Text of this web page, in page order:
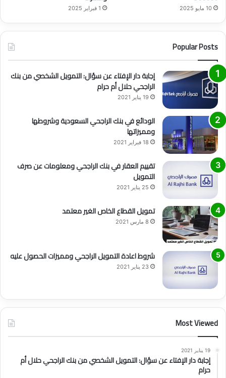
10 مايو 2025 1 فبراير 2025
Popular Posts
إجابة دار الإفتاء عن سؤال: التمويل الشخصي من بنك
الراجحي حلال أم حرام
19 يناير 2021
الودائع في بنك الراجحي السعودية وشروطها
ومميزاتها
18 فبراير 2021
تقييم العقار في بنك الراجحي ومعلومات عن صرف
التمويل
25 يناير 2021
تمويل القطاع الخاص الغير معتمد
8 مارس 2021
شروط اعادة التمويل الراجحي ومميزات الحصول عليه
23 يناير 2021
Most Viewed
19 يناير 2021
إجابة دار الإفتاء عن سؤال: التمويل الشخصي من بنك الراجحي حلال أم
حرام